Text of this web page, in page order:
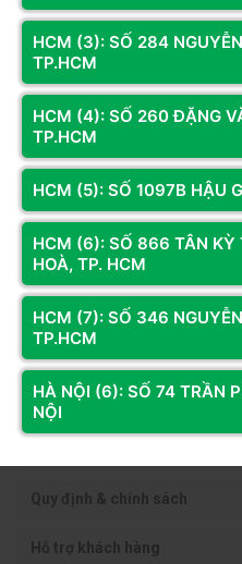
Youtube
Quy định & chính sách
Hỗ trợ khách hàng
HCM (3): SỐ 284
TP.HCM
HCM (4): SỐ 260 ĐẶNG
TP.HCM
HCM (5): SỐ 1097B HẬU
HCM (6): SỐ 866 TÂN KỲ
HOÀ, TP. HCM
HCM (7): SỐ 346
TP.HCM
HÀ NỘI (6): SỐ 74 TRẦN
NỘI